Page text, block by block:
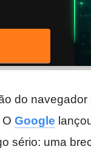
do
Google
sério: uma